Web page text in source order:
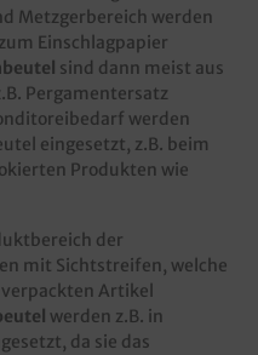
Metzgerbereich werden
Einschlagpapier
sind dann meist aus
Pergamentersatz
werden
eingesetzt, z.B. beim
Produkten wie
der
mit Sichtstreifen, welche
Artikel
werden z.B. in
da sie das